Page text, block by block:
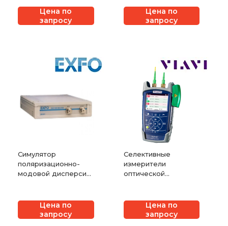
Цена по
запросу
Цена по
запросу
Симулятор
поляризационно-
модовой дисперсии
Цена по
запросу
Селективные
измерители
оптической
SmartClass Fiber
OLP-87 и OLP-87P
Цена по
запросу